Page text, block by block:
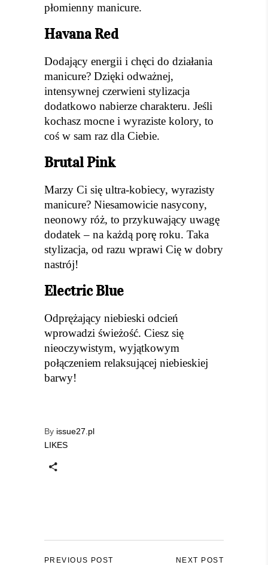
płomienny manicure.
Havana Red
Dodający energii i chęci do działania
manicure? Dzięki odważnej,
intensywnej czerwieni stylizacja
dodatkowo nabierze charakteru. Jeśli
kochasz mocne i wyraziste kolory, to
coś w sam raz dla Ciebie.
Brutal Pink
Marzy Ci się ultra-kobiecy, wyrazisty
manicure? Niesamowicie nasycony,
neonowy róż, to przykuwający uwagę
dodatek – na każdą porę roku. Taka
stylizacja, od razu wprawi Cię w dobry
nastrój!
Electric Blue
Odprężający niebieski odcień
wprowadzi świeżość. Ciesz się
nieoczywistym, wyjątkowym
połączeniem relaksującej niebieskiej
barwy!
By issue27.pl
LIKES
PREVIOUS POST NEXT POST